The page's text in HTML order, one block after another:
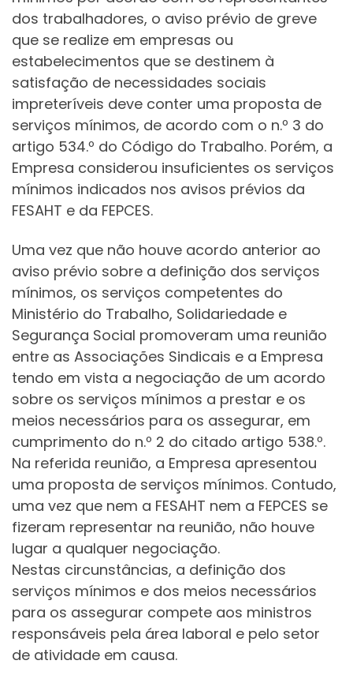
dos trabalhadores, o aviso prévio de greve
que se realize em empresas ou
estabelecimentos que se destinem à
satisfação de necessidades sociais
impreteríveis deve conter uma proposta de
serviços mínimos, de acordo com o n.º 3 do
artigo 534.º do Código do Trabalho. Porém, a
Empresa considerou insuficientes os serviços
mínimos indicados nos avisos prévios da
FESAHT e da FEPCES.
Uma vez que não houve acordo anterior ao
aviso prévio sobre a definição dos serviços
mínimos, os serviços competentes do
Ministério do Trabalho, Solidariedade e
Segurança Social promoveram uma reunião
entre as Associações Sindicais e a Empresa
tendo em vista a negociação de um acordo
sobre os serviços mínimos a prestar e os
meios necessários para os assegurar, em
cumprimento do n.º 2 do citado artigo 538.º.
Na referida reunião, a Empresa apresentou
uma proposta de serviços mínimos. Contudo,
uma vez que nem a FESAHT nem a FEPCES se
fizeram representar na reunião, não houve
lugar a qualquer negociação.
Nestas circunstâncias, a definição dos
serviços mínimos e dos meios necessários
para os assegurar compete aos ministros
responsáveis pela área laboral e pelo setor
de atividade em causa.